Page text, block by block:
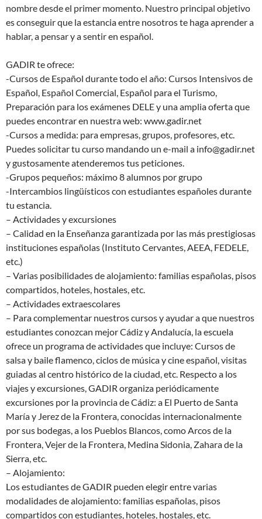
nombre desde el primer momento. Nuestro principal objetivo
es conseguir que la estancia entre nosotros te haga aprender a
hablar, a pensar y a sentir en español.
GADIR te ofrece:
-Cursos de Español durante todo el año: Cursos Intensivos de
Español, Español Comercial, Español para el Turismo,
Preparación para los exámenes DELE y una amplia oferta que
puedes encontrar en nuestra web: www.gadir.net
-Cursos a medida: para empresas, grupos, profesores, etc.
Puedes solicitar tu curso mandando un e-mail a info@gadir.net
y gustosamente atenderemos tus peticiones.
-Grupos pequeños: máximo 8 alumnos por grupo
-Intercambios lingüísticos con estudiantes españoles durante
tu estancia.
– Actividades y excursiones
– Calidad en la Enseñanza garantizada por las más prestigiosas
instituciones españolas (Instituto Cervantes, AEEA, FEDELE,
etc.)
– Varias posibilidades de alojamiento: familias españolas, pisos
compartidos, hoteles, hostales, etc.
– Actividades extraescolares
– Para complementar nuestros cursos y ayudar a que nuestros
estudiantes conozcan mejor Cádiz y Andalucía, la escuela
ofrece un programa de actividades que incluye: Cursos de
salsa y baile flamenco, ciclos de música y cine español, visitas
guiadas al centro histórico de la ciudad, etc. Respecto a los
viajes y excursiones, GADIR organiza periódicamente
excursiones por la provincia de Cádiz: a El Puerto de Santa
María y Jerez de la Frontera, conocidas internacionalmente
por sus bodegas, a los Pueblos Blancos, como Arcos de la
Frontera, Vejer de la Frontera, Medina Sidonia, Zahara de la
Sierra, etc.
– Alojamiento:
Los estudiantes de GADIR pueden elegir entre varias
modalidades de alojamiento: familias españolas, pisos
compartidos con estudiantes, hoteles, hostales, etc.